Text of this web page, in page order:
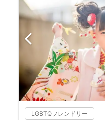
LGBTQフレンドリー